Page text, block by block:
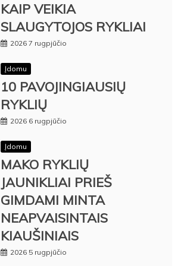
KAIP VEIKIA
SLAUGYTOJOS RYKLIAI
2026 7 rugpjūčio
Įdomu
10 PAVOJINGIAUSIŲ
RYKLIŲ
2026 6 rugpjūčio
Įdomu
MAKO RYKLIŲ
JAUNIKLIAI PRIEŠ
GIMDAMI MINTA
NEAPVAISINTAIS
KIAUŠINIAIS
2026 5 rugpjūčio